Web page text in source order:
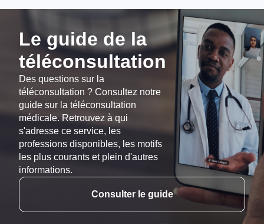
Le guide de la
téléconsultation
Des questions sur la
téléconsultation ? Consultez notre
guide sur la téléconsultation
médicale. Retrouvez à qui
s'adresse ce service, les
professions disponibles, les motifs
les plus courants et plein d'autres
informations.
Consulter le guide